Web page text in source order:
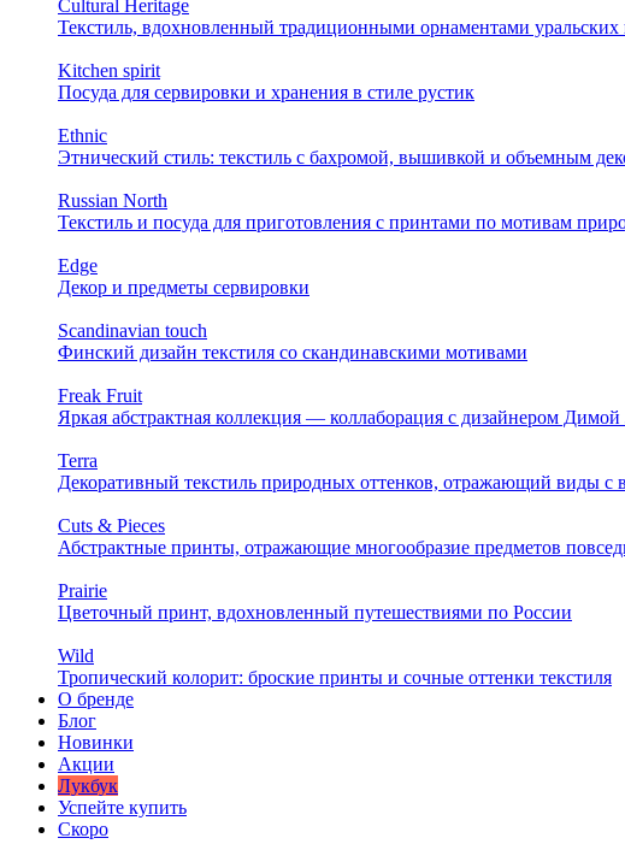
Cultural Heritage
Текстиль, вдохновленный традиционными орнаментами уральских
Kitchen spirit
Посуда для сервировки и хранения в стиле рустик
Ethnic
Этнический стиль: текстиль с бахромой, вышивкой и объемным
Russian North
Текстиль и посуда для приготовления с принтами по мотивам
Edge
Декор и предметы сервировки
Scandinavian touch
Финский дизайн текстиля со скандинавскими мотивами
Freak Fruit
Яркая абстрактная коллекция — коллаборация с дизайнером
Terra
Декоративный текстиль природных оттенков, отражающий виды с
Cuts & Pieces
Абстрактные принты, отражающие многообразие предметов
Prairie
Цветочный принт, вдохновленный путешествиями по России
Wild
Тропический колорит: броские принты и сочные оттенки текстиля
О бренде
Блог
Новинки
Акции
Лукбук
Успейте купить
Скоро